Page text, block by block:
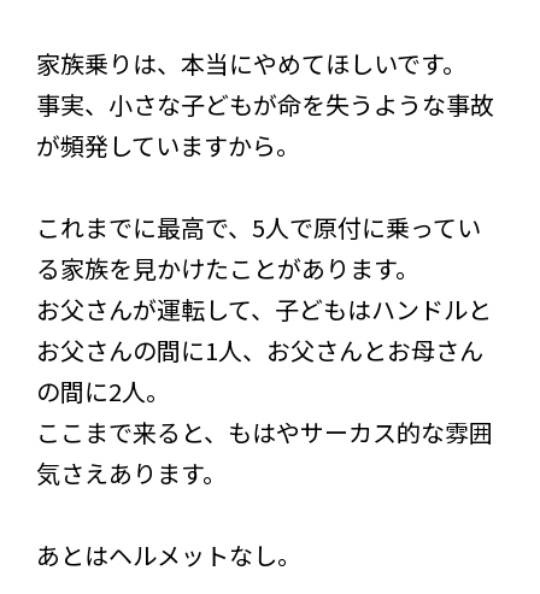
家族乗りは、本当にやめてほしいです。
事実、小さな子どもが命を失うような事故
が頻発していますから。
これまでに最高で、5人で原付に乗ってい
る家族を見かけたことがあります。
お父さんが運転して、子どもはハンドルと
お父さんの間に1人、お父さんとお母さん
の間に2人。
ここまで来ると、もはやサーカス的な雰囲
気さえあります。
あとはヘルメットなし。